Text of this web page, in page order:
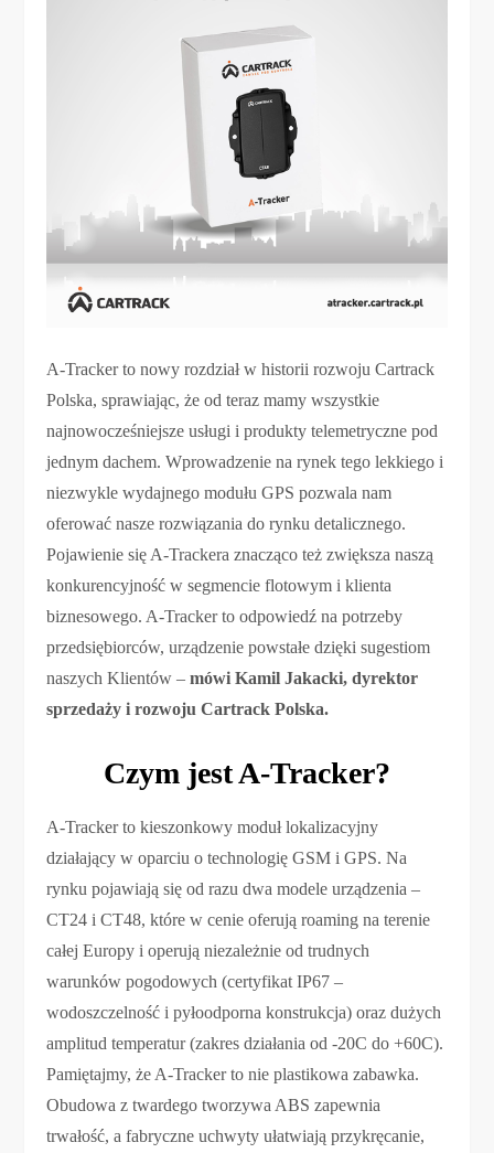
A-Tracker to nowy rozdział w historii rozwoju Cartrack
Polska, sprawiając, że od teraz mamy wszystkie
najnowocześniejsze usługi i produkty telemetryczne pod
jednym dachem. Wprowadzenie na rynek tego lekkiego i
niezwykle wydajnego modułu GPS pozwala nam
oferować nasze rozwiązania do rynku detalicznego.
Pojawienie się A-Trackera znacząco też zwiększa naszą
konkurencyjność w segmencie flotowym i klienta
biznesowego. A-Tracker to odpowiedź na potrzeby
przedsiębiorców, urządzenie powstałe dzięki sugestiom
naszych Klientów –mówi Kamil Jakacki, dyrektor
sprzedaży i rozwoju Cartrack Polska.
Czym jest A-Tracker?
A-Tracker to kieszonkowy moduł lokalizacyjny
działający w oparciu o technologię GSM i GPS. Na
rynku pojawiają się od razu dwa modele urządzenia –
CT24 i CT48, które w cenie oferują roaming na terenie
całej Europy i operują niezależnie od trudnych
warunków pogodowych (certyfikat IP67 –
wodoszczelność i pyłoodporna konstrukcja) oraz dużych
amplitud temperatur (zakres działania od -20C do +60C).
Pamiętajmy, że A-Tracker to nie plastikowa zabawka.
Obudowa z twardego tworzywa ABS zapewnia
trwałość, a fabryczne uchwyty ułatwiają przykręcanie,